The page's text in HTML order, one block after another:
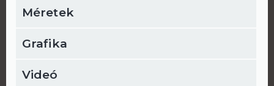
Méretek
Grafika
Videó